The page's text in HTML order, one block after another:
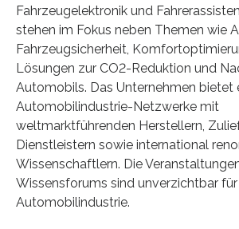
Fahrzeugelektronik und
stehen im Fokus neben Themen wie
Fahrzeugsicherheit,
Lösungen zur CO2-Reduktion und
Automobils. Das Unternehmen bietet
Automobilindustrie-Netzwerke mit
weltmarktführenden Herstellern,
Dienstleistern sowie international
Wissenschaftlern. Die
Wissensforums sind unverzichtbar
Automobilindustrie.